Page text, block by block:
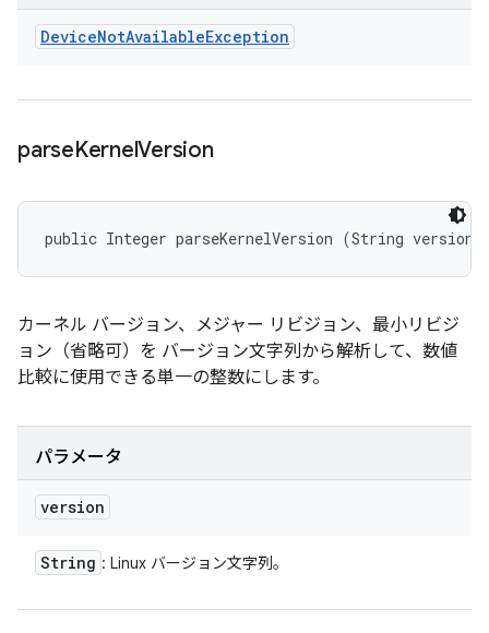
DeviceNotAvailableException
parseKernelVersion
public Integer parseKernelVersion (String version)
カーネル バージョン、メジャー リビジョン、最小リビジ
ョン（省略可）を バージョン文字列から解析して、数値
比較に使用できる単一の整数にします。
パラメータ
version
String : Linux バージョン文字列。